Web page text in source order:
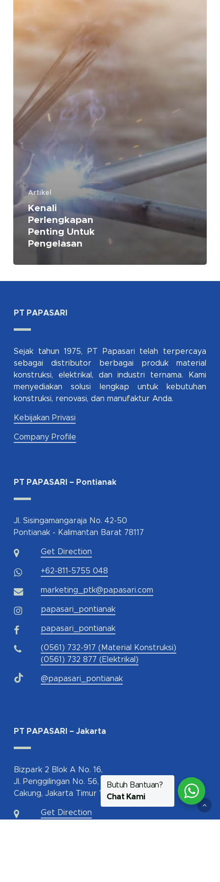
Artikel
Kenali
Perlengkapan
Penting Untuk
Pengelasan
PT PAPASARI
Sejak tahun 1975, PT Papasari telah terpercaya
sebagai distributor berbagai produk material
konstruksi, elektrikal, dan industri ternama. Kami
menyediakan solusi lengkap untuk kebutuhan
konstruksi, renovasi, dan manufaktur Anda.
Kebijakan Privasi
Company Profile
PT PAPASARI – Pontianak
Jl. Sisingamangaraja No. 42-50
Pontianak - Kalimantan Barat 78117
Get Direction
+62-811-5755 048
marketing_ptk@papasari.com
papasari_pontianak
papasari_pontianak
(0561) 732-917 (Material Konstruksi)
(0561) 732 877 (Elektrikal)
@papasari_pontianak
PT PAPASARI – Jakarta
Bizpark 2 Blok A No. 16,
Jl. Penggilingan No. 56,
Cakung, Jakarta Timur 13940
Get Direction
Butuh Bantuan?
Chat Kami